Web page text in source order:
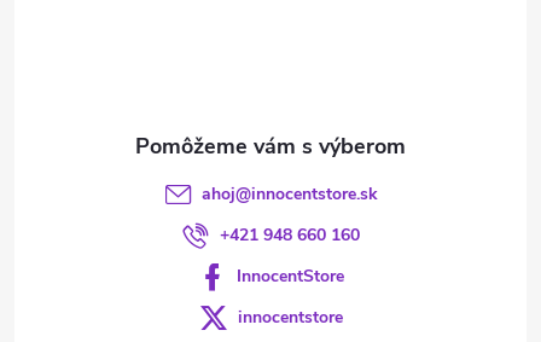
ahoj@innocentstore.sk
+421 948 660 160
InnocentStore
innocentstore